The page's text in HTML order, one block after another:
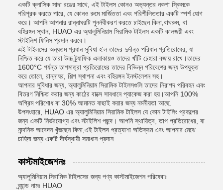
একটি ক্লাসিক সাদা রঙের সাথে, এই টাইলস কোনও অভ্যন্তর নকশা স্কিমকে
পরিপূরক করতে পারে, যে কোনও রুমে মার্জিততা এবং পরিশীলিততার একটি স্পর্শ যোগ
করে। আপনি আপনার রান্নাঘরটি পুনর্নবীকরণ করতে চাইছেন কিনা,বাথরুম, বা
বহিরঙ্গন স্থান, HUAO এর অ্যালুমিনিয়াম সিরামিক টাইলস একটি কালজয়ী এবং
স্টাইলিশ ফিনিস প্রদান করবে।
এই টাইলসের অন্যতম প্রধান সুবিধা হ'ল তাদের দুর্দান্ত পরিধান প্রতিরোধের, যা
নিশ্চিত করে যে তারা উচ্চ ট্র্যাফিক এলাকায়ও তাদের খাঁটি চেহারা বজায় রাখে।তাদের
1600°C পর্যন্ত তাপমাত্রা প্রতিরোধের তাদের বিভিন্ন পরিবেশের জন্য উপযুক্ত
করে তোলে, রান্নাঘর, শিল্প স্থাপনা এবং বহিরঙ্গন ইনস্টলেশন সহ।
আপনার সুবিধার জন্য, অ্যালুমিনিয়াম সিরামিক টাইলসগুলি তাদের নিরাপদ পরিবহন এবং
বিতরণ নিশ্চিত করার জন্য কাঠের বাক্সে সাবধানে প্যাকেজ করা হয়।আপনি 100%
অগ্রিম পরিশোধ বা 30% আমানত বাছাই করার জন্য নমনীয়তা আছে.
উপসংহারে, HUAO এর অ্যালুমিনিয়াম সিরামিক টাইলস যে কোন টাইলিং প্রকল্পের
জন্য একটি নির্ভরযোগ্য এবং স্টাইলিশ পছন্দ। আপনি স্থায়িত্ব, তাপ প্রতিরোধের, বা
নান্দনিক আবেদন খুঁজছেন কিনা,এই টাইলস প্রত্যাশা অতিক্রম এবং আপনার মেঝে
চাহিদা জন্য একটি দীর্ঘস্থায়ী সমাধান প্রদান.
কাস্টমাইজেশনঃ
অ্যালুমিনিয়াম সিরামিক টাইলসের জন্য পণ্য কাস্টমাইজেশন পরিষেবাঃ
ব্র্যান্ড নামঃ HUAO